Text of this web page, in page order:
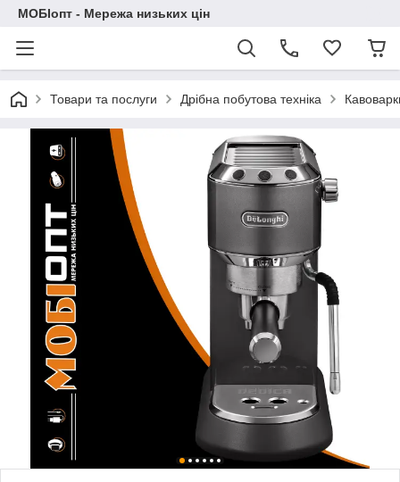
МОБІопт - Мережа низьких цін
Товари та послуги Дрібна побутова техніка